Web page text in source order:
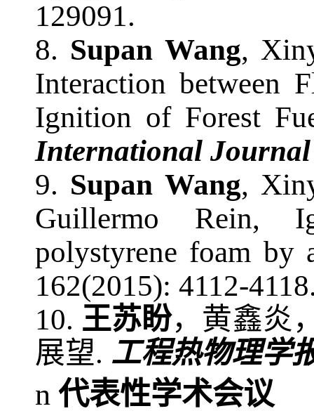
129091.
8. Supan Wang,
Interaction between
Ignition of Forest
International
9. Supan Wang,
Guillermo Rein,
polystyrene foam
162(2015): 4112-
10. 王苏盼，黄鑫炎
展望. 工程热物理学
n 代表性学术会议